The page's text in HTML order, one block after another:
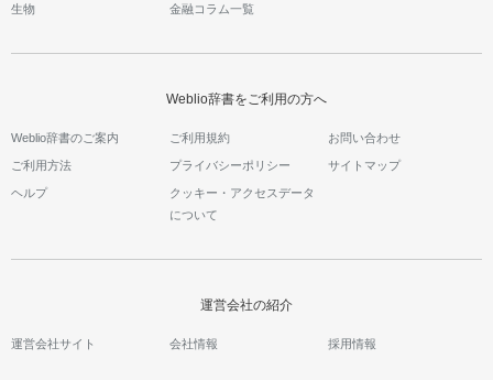
生物 金融コラム一覧
Weblio辞書をご利用の方へ
Weblio辞書のご案内 ご利用規約 お問い合わせ
ご利用方法 プライバシーポリシー サイトマップ
ヘルプ
クッキー・アクセスデータ
について
運営会社の紹介
運営会社サイト 会社情報 採用情報